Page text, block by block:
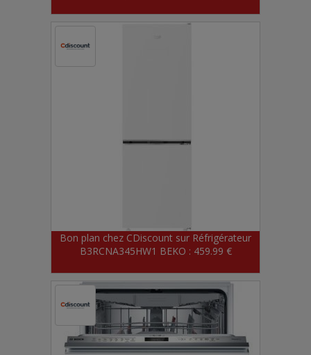
Bon plan chez CDiscount sur Réfrigérateur
B3RCNA345HW1 BEKO : 459.99 €